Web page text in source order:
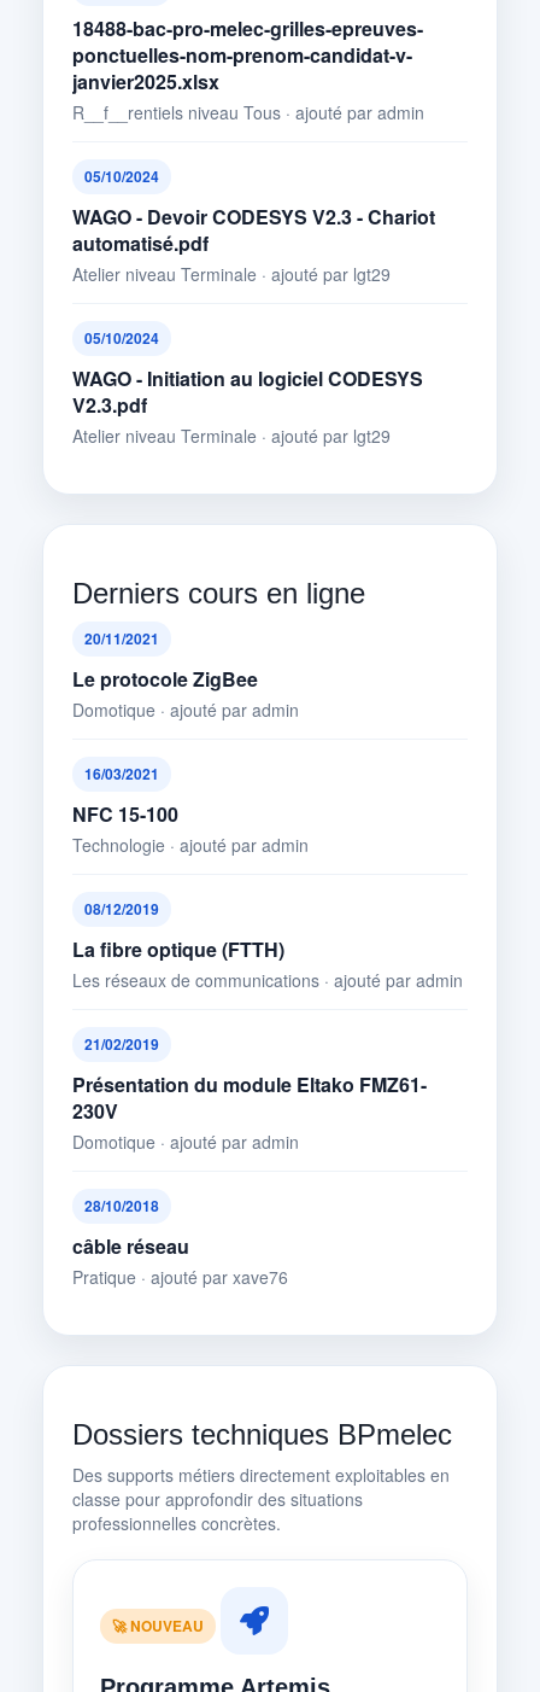
18488-bac-pro-melec-grilles-epreuves-
ponctuelles-nom-prenom-candidat-v-
janvier2025.xlsx
R__f__rentiels niveau Tous · ajouté par admin
05/10/2024
WAGO - Devoir CODESYS V2.3 - Chariot
automatisé.pdf
Atelier niveau Terminale · ajouté par lgt29
05/10/2024
WAGO - Initiation au logiciel CODESYS
V2.3.pdf
Atelier niveau Terminale · ajouté par lgt29
Derniers cours en ligne
20/11/2021
Le protocole ZigBee
Domotique · ajouté par admin
16/03/2021
NFC 15-100
Technologie · ajouté par admin
08/12/2019
La fibre optique (FTTH)
Les réseaux de communications · ajouté par admin
21/02/2019
Présentation du module Eltako FMZ61-
230V
Domotique · ajouté par admin
28/10/2018
câble réseau
Pratique · ajouté par xave76
Dossiers techniques BPmelec
Des supports métiers directement exploitables en
classe pour approfondir des situations
professionnelles concrètes.
🚀 NOUVEAU